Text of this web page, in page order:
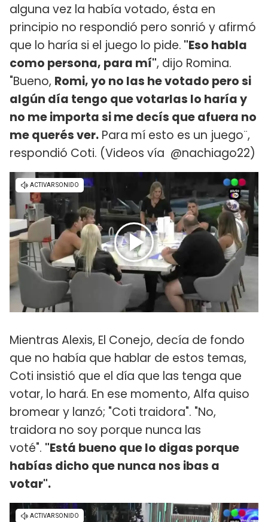
alguna vez la había votado, ésta en
principio no respondió pero sonrió y afirmó
que lo haría si el juego lo pide. "Eso habla
como persona, para mí", dijo Romina.
"Bueno, Romi, yo no las he votado pero si
algún día tengo que votarlas lo haría y
no me importa si me decís que afuera no
me querés ver. Para mí esto es un juego¨,
respondió Coti. (Videos vía @nachiago22)
Mientras Alexis, El Conejo, decía de fondo
que no había que hablar de estos temas,
Coti insistió que el día que las tenga que
votar, lo hará. En ese momento, Alfa quiso
bromear y lanzó; "Coti traidora". "No,
traidora no soy porque nunca las
voté". "Está bueno que lo digas porque
habías dicho que nunca nos ibas a
votar".